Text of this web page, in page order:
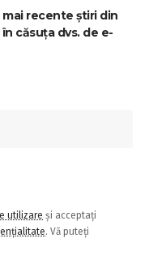
recente știri din
căsuța dvs. de e-
utilizare și acceptați
. Vă puteți